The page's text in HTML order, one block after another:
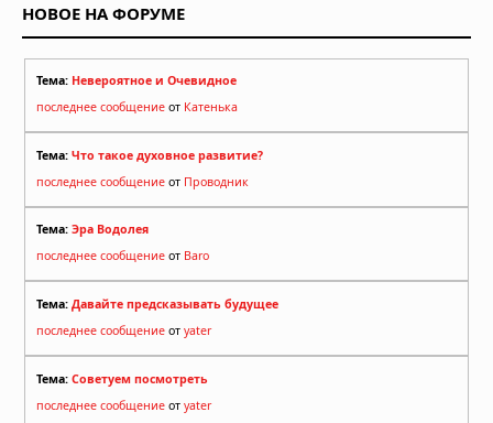
НОВОЕ НА ФОРУМЕ
Тема: Невероятное и Очевидное
последнее сообщение от Катенька
Тема: Что такое духовное развитие?
последнее сообщение от Проводник
Тема: Эра Водолея
последнее сообщение от Baro
Тема: Давайте предсказывать будущее
последнее сообщение от yater
Тема: Советуем посмотреть
последнее сообщение от yater